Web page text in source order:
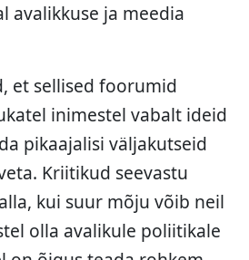
avalikkuse ja meedia
et sellised foorumid
inimestel vabalt ideid
pikaajalisi väljakutseid
Kriitikud seevastu
kui suur mõju võib neil
olla avalikule poliitikale